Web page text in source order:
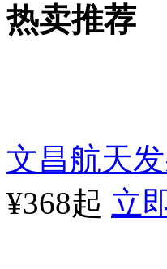
热卖推荐
文昌航天
¥368起 立